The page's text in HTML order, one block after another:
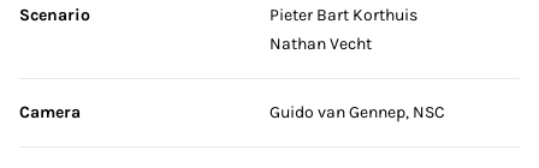
Scenario
Pieter Bart Korthuis
Nathan Vecht
Camera Guido van Gennep, NSC